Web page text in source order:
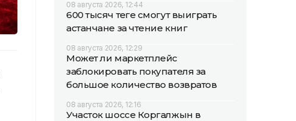
08 августа 2026, 12:44
600 тысяч теңге смогут выиграть
астанчане за чтение книг
08 августа 2026, 12:29
Может ли маркетплейс
заблокировать покупателя за
большое количество возвратов
08 августа 2026, 12:16
Участок шоссе Коргалжын в